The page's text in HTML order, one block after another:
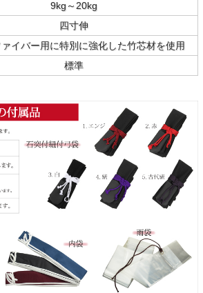
9kg～20kg
四寸伸
イバー用に特別に強化した竹芯材を使用
標準